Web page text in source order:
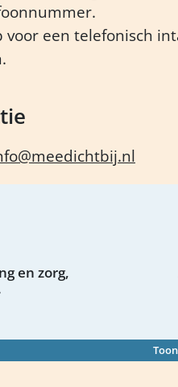
voor een telefonisch
en zorg